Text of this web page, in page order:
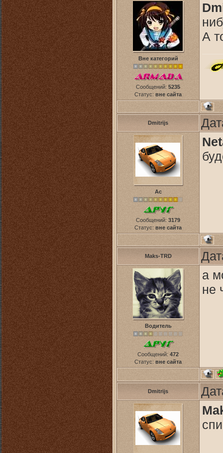
Вне категорий
Сообщений: 5235
Статус: вне сайта
А
Dmitrijs
Ас
Сообщений: 3179
Статус: вне сайта
Maks-TRD
Водитель
Сообщений: 472
Статус: вне сайта
а
не
Dmitrijs